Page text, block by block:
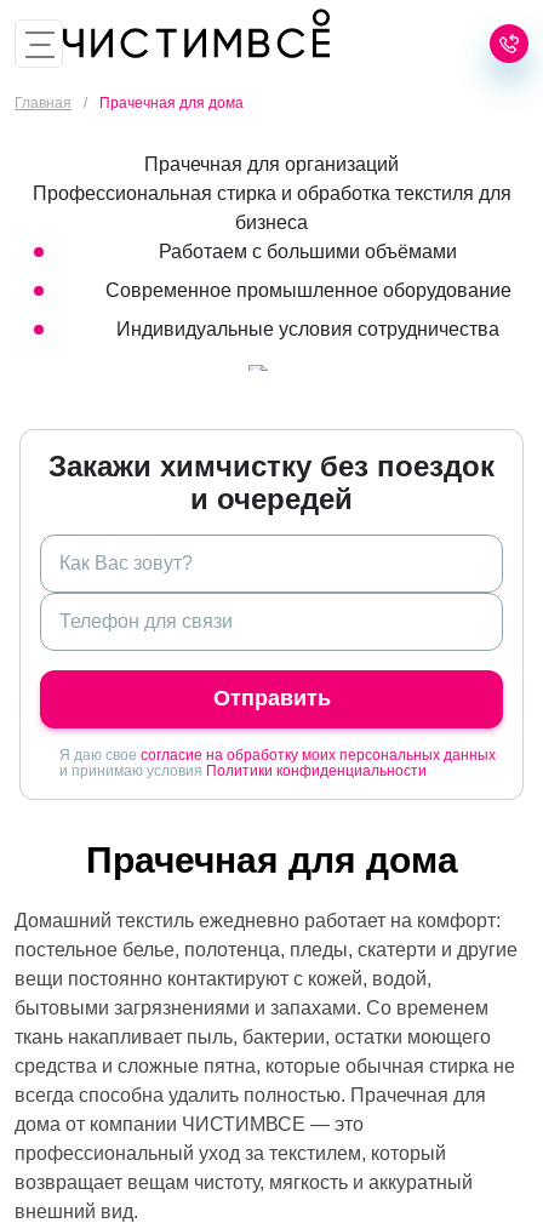
8 (499) 455-02-25
Заказать звонок
Главная / Прачечная для дома
Прачечная для организаций
Профессиональная стирка и обработка текстиля для
бизнеса
Работаем с большими объёмами
Современное промышленное оборудование
Индивидуальные условия сотрудничества
Закажи химчистку без поездок
и очередей
Отправить
Я даю свое согласие на обработку моих персональных данных
и принимаю условия Политики конфиденциальности
Прачечная для дома
Домашний текстиль ежедневно работает на комфорт:
постельное белье, полотенца, пледы, скатерти и другие
вещи постоянно контактируют с кожей, водой,
бытовыми загрязнениями и запахами. Со временем
ткань накапливает пыль, бактерии, остатки моющего
средства и сложные пятна, которые обычная стирка не
всегда способна удалить полностью. Прачечная для
дома от компании ЧИСТИМВСЕ — это
профессиональный уход за текстилем, который
возвращает вещам чистоту, мягкость и аккуратный
внешний вид.